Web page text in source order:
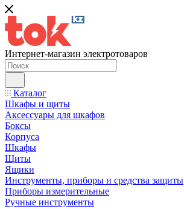
Интернет-магазин электротоваров
Каталог
Шкафы и щиты
Аксессуары для шкафов
Боксы
Корпуса
Шкафы
Щиты
Ящики
Инструменты, приборы и средства защиты
Приборы измерительные
Ручные инструменты